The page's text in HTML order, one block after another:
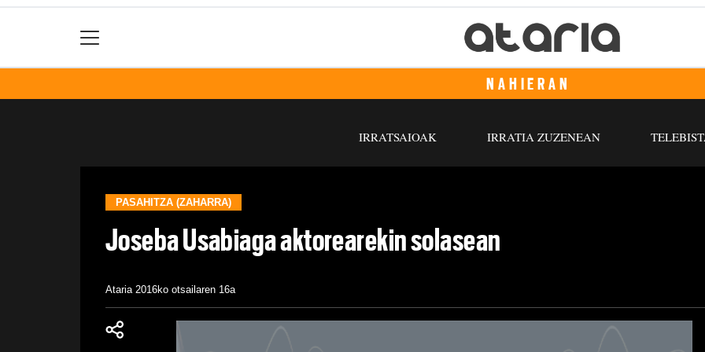
NAHIERAN
IRRATSAIOAK IRRATIA ZUZENEAN
PASAHITZA (ZAHARRA)
Joseba Usabiaga aktorearekin solasean
Ataria 2016ko otsailaren 16a